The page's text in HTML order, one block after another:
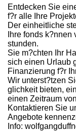
Entdecken Sie
f?r alle Ihre
Der einheitliche
Ihre fonds
stunden.
Sie m?chten Ihr
sich einen Urlaub
Finanzierung f?r
Wir unterst?tzen
glichkeit bieten,
einen Zeitraum
Kontaktieren Sie
Angebote
Info: